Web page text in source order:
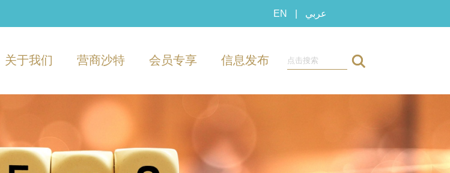
EN عربي
关于我们 营商沙特 会员专享 信息发布